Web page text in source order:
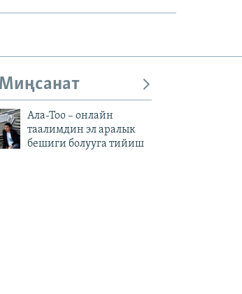
Ала-Тоо – онлайн
таалимдин эл аралык
бешиги болууга тийиш